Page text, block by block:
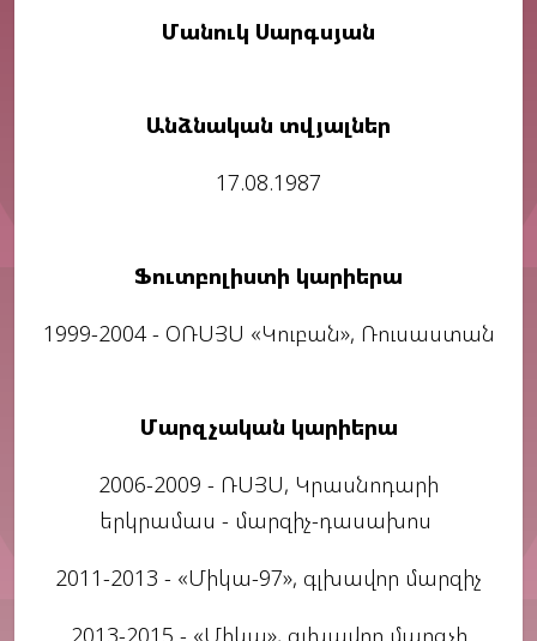
Մանուկ Սարգսյան
Անձնական տվյալներ
17.08.1987
Ֆուտբոլիստի կարիերա
1999-2004 - ՕՌՍՅՍ «Կուբան», Ռուսաստան
Մարզչական կարիերա
2006-2009 - ՌՍՅՍ, Կրասնոդարի
երկրամաս - մարզիչ-դասախոս
2011-2013 - «Միկա-97», գլխավոր մարզիչ
2013-2015 - «Միկա», գլխավոր մարզչի